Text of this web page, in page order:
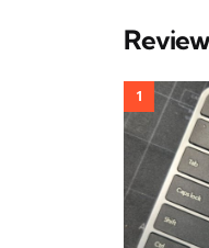
Review